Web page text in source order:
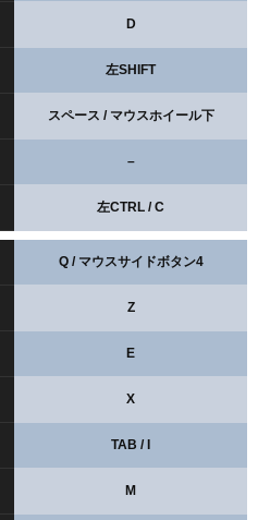
D
左SHIFT
スペース / マウスホイール下
–
左CTRL / C
Q / マウスサイドボタン4
Z
E
X
TAB / I
M